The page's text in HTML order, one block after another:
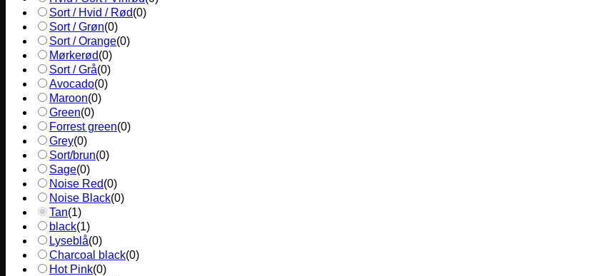
Sort / Hvid / Rød(0)
Sort / Grøn(0)
Sort / Orange(0)
Mørkerød(0)
Sort / Grå(0)
Avocado(0)
Maroon(0)
Green(0)
Forrest green(0)
Grey(0)
Sort/brun(0)
Sage(0)
Noise Red(0)
Noise Black(0)
Tan(1)
black(1)
Lyseblå(0)
Charcoal black(0)
Hot Pink(0)